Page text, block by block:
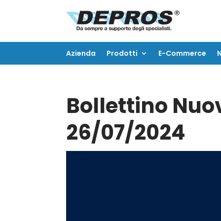
Azienda Prodotti E-Commerce
Azienda Prodotti E-Commerce
Bollettino
26/07/2024